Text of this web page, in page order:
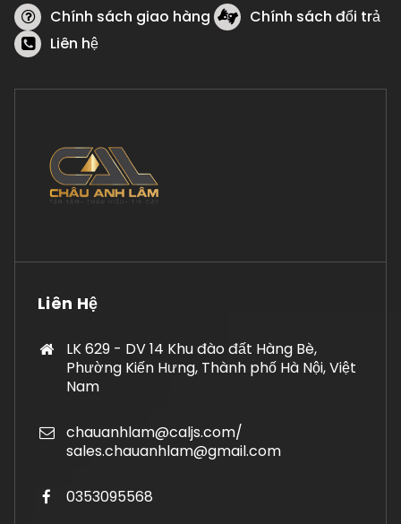
Chính sách giao hàng
Chính sách đổi trả
Liên hệ
Liên Hệ
LK 629 - DV 14 Khu đào đất Hàng Bè,
Phường Kiến Hưng, Thành phố Hà Nội, Việt
Nam
chauanhlam@caljs.com/
sales.chauanhlam@gmail.com
0353095568